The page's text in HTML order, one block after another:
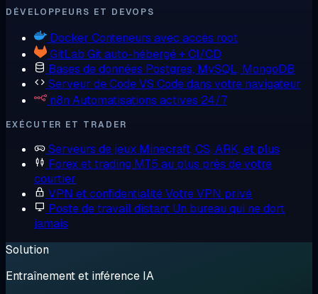
DÉVELOPPEURS ET DEVOPS
Docker Conteneurs avec accès root
GitLab Git auto-hébergé + CI/CD
Bases de données Postgres, MySQL, MongoDB
Serveur de CodeVS Code dans votre navigateur
n8n Automatisations actives 24/7
EXÉCUTER ET TRADER
Serveurs de jeux Minecraft, CS, ARK, et plus
Forex et trading MT5 au plus près de votre
courtier
VPN et confidentialitéVotre VPN privé
Poste de travail distant Un bureau qui ne dort
jamais
Solution
Entraînement et inférence IA